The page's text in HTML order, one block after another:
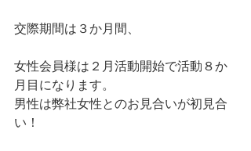
交際期間は３か月間、
女性会員様は２月活動開始で活動８か
月目になります。
男性は弊社女性とのお見合いが初見合
い！